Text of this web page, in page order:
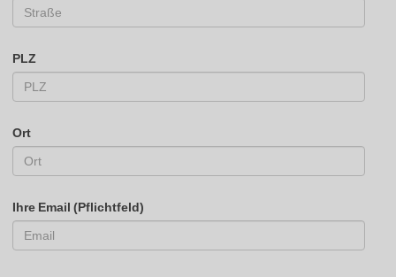
PLZ
Ort
Ihre Email (Pflichtfeld)